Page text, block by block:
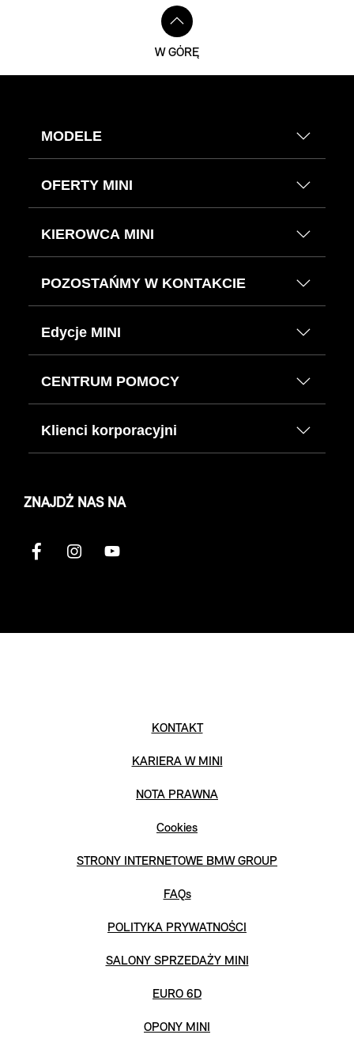
W GÓRĘ
MODELE
OFERTY MINI
KIEROWCA MINI
POZOSTAŃMY W KONTAKCIE
Edycje MINI
CENTRUM POMOCY
Klienci korporacyjni
ZNAJDŹ NAS NA
KONTAKT
KARIERA W MINI
NOTA PRAWNA
Cookies
STRONY INTERNETOWE BMW GROUP
FAQs
POLITYKA PRYWATNOŚCI
SALONY SPRZEDAŻY MINI
EURO 6D
OPONY MINI